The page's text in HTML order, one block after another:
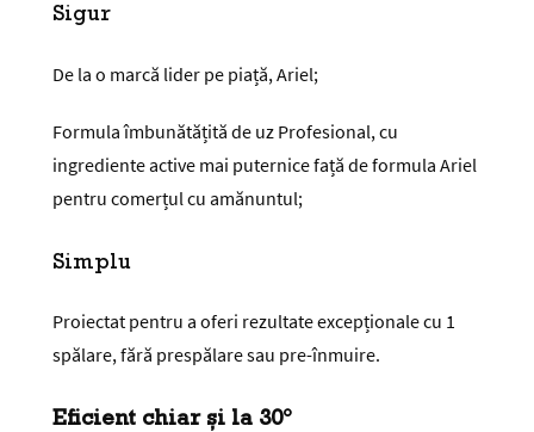
Sigur
De la o marcă lider pe piață, Ariel;
Formula îmbunătățită de uz Profesional, cu
ingrediente active mai puternice față de formula Ariel
pentru comerțul cu amănuntul;
Simplu
Proiectat pentru a oferi rezultate excepționale cu 1
spălare, fără prespălare sau pre-înmuire.
Eficient chiar și la 30°